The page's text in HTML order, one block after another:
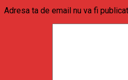
Adresa ta de email nu va fi